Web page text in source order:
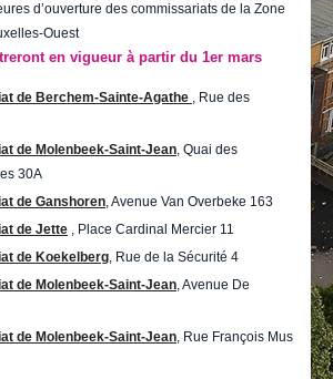
RDV
d’ouverture des commissariats de la Zone
Ouest
en vigueur à partir du 1er mars
de Berchem-Sainte-Agathe
, Rue des
de Molenbeek-Saint-Jean , Quai des
30A
de Ganshoren , Avenue Van Overbeke 163
de Jette , Place Cardinal Mercier 11
de Koekelberg , Rue de la Sécurité 4
de Molenbeek-Saint-Jean , Avenue De
de Molenbeek-Saint-Jean , Rue François Mus